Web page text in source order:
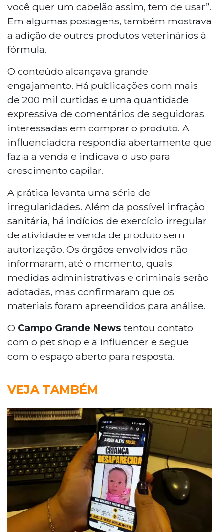
você quer um cabelão assim, tem de usar”.
Em algumas postagens, também mostrava
a adição de outros produtos veterinários à
fórmula.
O conteúdo alcançava grande
engajamento. Há publicações com mais
de 200 mil curtidas e uma quantidade
expressiva de comentários de seguidoras
interessadas em comprar o produto. A
influenciadora respondia abertamente que
fazia a venda e indicava o uso para
crescimento capilar.
A prática levanta uma série de
irregularidades. Além da possível infração
sanitária, há indícios de exercício irregular
de atividade e venda de produto sem
autorização. Os órgãos envolvidos não
informaram, até o momento, quais
medidas administrativas e criminais serão
adotadas, mas confirmaram que os
materiais foram apreendidos para análise.
O Campo Grande Newstentou contato
com o pet shop e a influencer e segue
com o espaço aberto para resposta.
VEJA TAMBÉM